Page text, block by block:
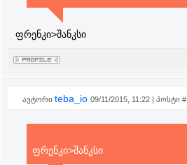
ფრენკი>შანკსი
ავტორი teba_io 09/11/2015, 11:22 | პოსტი #
ფრენკი>შანკსი